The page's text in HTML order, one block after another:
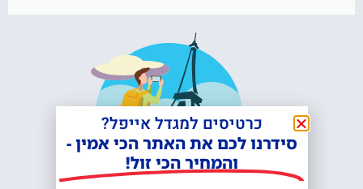
כרטיסים למגדל אייפל?
סידרנו לכם את האתר הכי אמין -
והמחיר הכי זול!